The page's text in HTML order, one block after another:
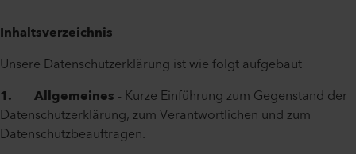
Inhaltsverzeichnis
Unsere Datenschutzerklärung ist wie folgt aufgebaut
1. Allgemeines - Kurze Einführung zum Gegenstand der
Datenschutzerklärung, zum Verantwortlichen und zum
Datenschutzbeauftragen.